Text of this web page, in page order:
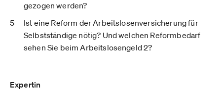
gezogen werden?
Ist eine Reform der Arbeitslosenversicherung für
Selbstständige nötig? Und welchen Reformbedarf
sehen Sie beim Arbeitslosengeld 2?
Expertin